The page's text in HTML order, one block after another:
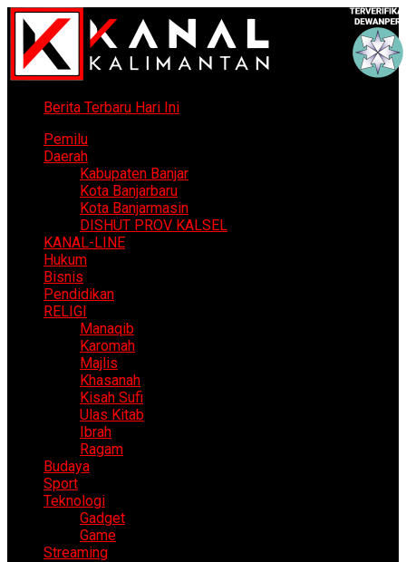
Berita Terbaru Hari Ini
Pemilu
Daerah
Kabupaten Banjar
Kota Banjarbaru
Kota Banjarmasin
DISHUT PROV KALSEL
KANAL-LINE
Hukum
Bisnis
Pendidikan
RELIGI
Manaqib
Karomah
Majlis
Khasanah
Kisah Sufi
Ulas Kitab
Ibrah
Ragam
Budaya
Sport
Teknologi
Gadget
Game
Streaming